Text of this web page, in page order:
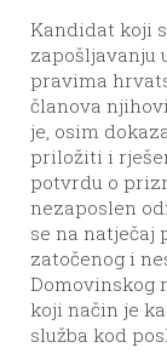
Kandidat koji
zapošljavanju
pravima
članova
je, osim
priložiti i
potvrdu o
nezaposlen
se na natječaj
zatočenog i
Domovinskog
koji način je
služba kod